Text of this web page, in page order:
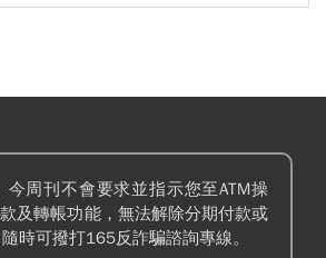
今周刊不會要求並指示您至ATM操
及轉帳功能，無法解除分期付款或
時可撥打165反詐騙諮詢專線。